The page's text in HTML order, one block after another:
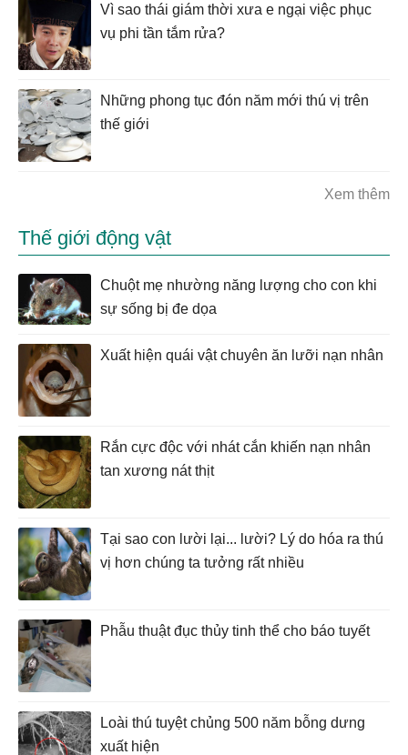
Vì sao thái giám thời xưa e ngại việc phục
vụ phi tần tắm rửa?
Những phong tục đón năm mới thú vị trên
thế giới
Xem thêm
Thế giới động vật
Chuột mẹ nhường năng lượng cho con khi
sự sống bị đe dọa
Xuất hiện quái vật chuyên ăn lưỡi nạn nhân
Rắn cực độc với nhát cắn khiến nạn nhân
tan xương nát thịt
Tại sao con lười lại... lười? Lý do hóa ra thú
vị hơn chúng ta tưởng rất nhiều
Phẫu thuật đục thủy tinh thể cho báo tuyết
Loài thú tuyệt chủng 500 năm bỗng dưng
xuất hiện